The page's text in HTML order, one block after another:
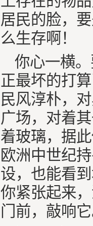
居民的脸，
么生存啊！
你心一横
正最坏的打
民风淳朴，
广场，对着
着玻璃，据
欧洲中世纪
设，也能看
你紧张起来
门前，敲响